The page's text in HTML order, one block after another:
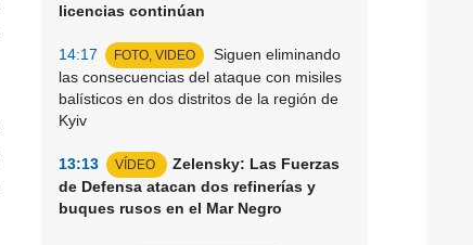
licencias continúan
14:17 FOTO, VIDEO
Siguen eliminando
las consecuencias del ataque con misiles
balísticos en dos distritos de la región de
Kyiv
13:13 VÍDEO
Zelensky: Las Fuerzas
de Defensa atacan dos refinerías y
buques rusos en el Mar Negro